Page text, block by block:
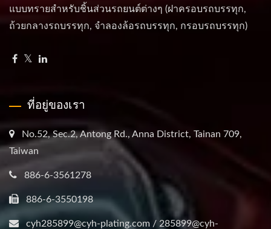
แบบทรายสำหรับชิ้นส่วนรถยนต์ต่างๆ (ฝาครอบรถบรรทุก,
ถ้วยกลางรถบรรทุก, จำลองล้อรถบรรทุก, กรอบรถบรรทุก)
ที่อยู่ของเรา
No.52, Sec.2, Antong Rd., Anna District, Tainan 709,
Taiwan
886-6-3561278
886-6-3550198
cyh285899@cyh-plating.com / 285899@cyh-